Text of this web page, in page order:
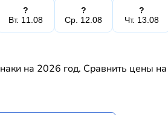
?
Вт. 11.08
?
Ср. 12.08
?
Чт. 13.08
на 2026 год. Сравнить цены